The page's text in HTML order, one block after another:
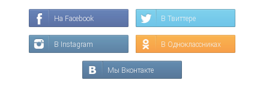
На Facebook В Твиттере
В Instagram В Одноклассниках
Мы Вконтакте